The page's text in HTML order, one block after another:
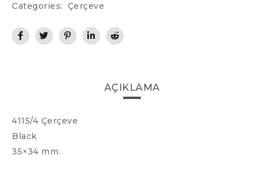
Categories: Çerçeve
AÇIKLAMA
4115/4 Çerçeve
Black
35×34 mm.